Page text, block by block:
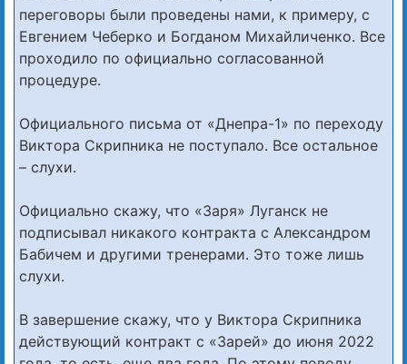
переговоры были проведены нами, к примеру, с
Евгением Чеберко и Богданом Михайличенко. Все
проходило по официально согласованной
процедуре.
Официального письма от «Днепра-1» по переходу
Виктора Скрипника не поступало. Все остальное
– слухи.
Официально скажу, что «Заря» Луганск не
подписывал никакого контракта с Александром
Бабичем и другими тренерами. Это тоже лишь
слухи.
В завершение скажу, что у Виктора Скрипника
действующий контракт с «Зарей» до июня 2022